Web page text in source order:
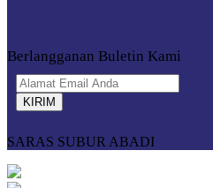
Berlangganan Buletin Kami
KIRIM
SARAS SUBUR ABADI